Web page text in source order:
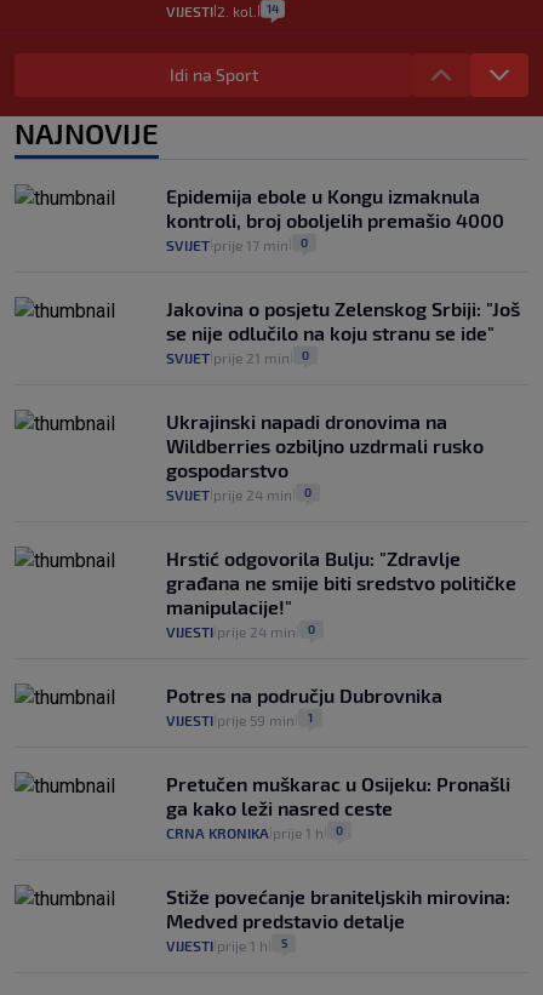
VIJESTI 2. kol. 14
"Kći je otišla na more, a zaboravila
zdravstvenu iskaznicu". Kakva su prava
pacijenata izvan mjesta prebivališta?
1
Plenković na 15 dana ukine mjere: "Ne bi
se dogodilo ništa. Vlada se zaljubila u te
intervencije"
| 30. srp.
Idi na Sport
NAJNOVIJE
Epidemija ebole u Kongu izmaknula
kontroli, broj oboljelih premašio 4000
SVIJET prije 17 min 0
Jakovina o posjetu Zelenskog Srbiji: "Još
se nije odlučilo na koju stranu se ide"
SVIJET prije 21 min 0
Ukrajinski napadi dronovima na
Wildberries ozbiljno uzdrmali rusko
gospodarstvo
SVIJET prije 24 min 0
Hrstić odgovorila Bulju: "Zdravlje
građana ne smije biti sredstvo političke
manipulacije!"
VIJESTI prije 24 min 0
Potres na području Dubrovnika
VIJESTI prije 59 min 1
Pretučen muškarac u Osijeku: Pronašli
ga kako leži nasred ceste
CRNA KRONIKA prije 1 h 0
Stiže povećanje braniteljskih mirovina:
Medved predstavio detalje
VIJESTI prije 1 h 5